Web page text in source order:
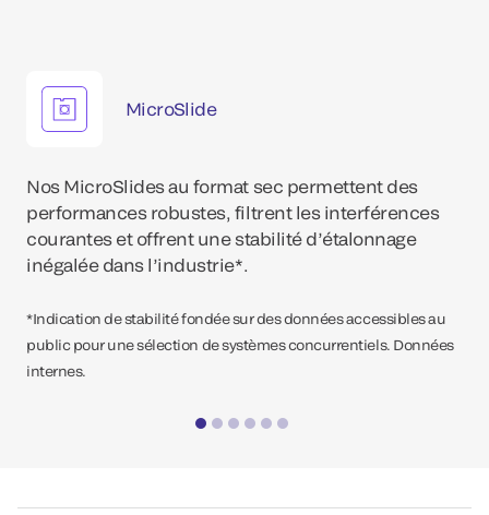
MicroSlide
Nos MicroSlides au format sec permettent des
performances robustes, filtrent les interférences
courantes et offrent une stabilité d’étalonnage
inégalée dans l’industrie*.
*Indication de stabilité fondée sur des données accessibles au
public pour une sélection de systèmes concurrentiels. Données
internes.